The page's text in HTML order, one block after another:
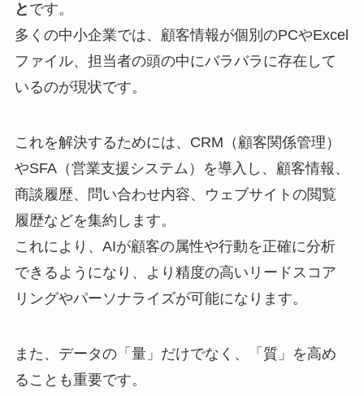
と です。
多くの中小企業では、顧客情報が個別のPCやExcel
ファイル、担当者の頭の中にバラバラに存在して
いるのが現状です。
これを解決するためには、CRM（顧客関係管理）
やSFA（営業支援システム）を導入し、顧客情報、
商談履歴、問い合わせ内容、ウェブサイトの閲覧
履歴などを集約します。
これにより、AIが顧客の属性や行動を正確に分析
できるようになり、より精度の高いリードスコア
リングやパーソナライズが可能になります。
また、データの「量」だけでなく、「質」を高め
ることも重要です。